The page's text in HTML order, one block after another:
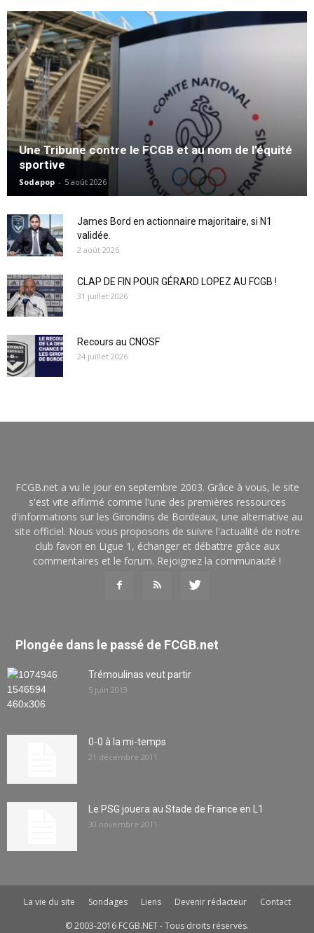
Une Tribune contre le FCGB et au nom de l’équité
sportive
Sodapop - 5 août 2026
James Bord en actionnaire majoritaire, si N1
validée.
2 août 2026
CLAP DE FIN POUR GÉRARD LOPEZ AU FCGB !
31 juillet 2026
Recours au CNOSF
24 juillet 2026
FCGB.net a vu le jour en septembre 2003. Grâce à vous, le site
s'est vite affirmé comme l'une des premières ressources
d'informations sur les Girondins de Bordeaux, une alternative au
site officiel. Nous vous proposons de suivre l'actualité de notre
club favori en Ligue 1, échanger et débattre grâce aux
commentaires et le forum. Rejoignez la communauté !
Plongée dans le passé de FCGB.net
Trémoulinas veut partir
5 juin 2013
0-0 à la mi-temps
21 décembre 2011
Le PSG jouera au Stade de France en L1
30 novembre 2011
La vie du site Sondages Liens Devenir rédacteur
Contact
© 2003-2016 FCGB.NET - Tous droits réservés.